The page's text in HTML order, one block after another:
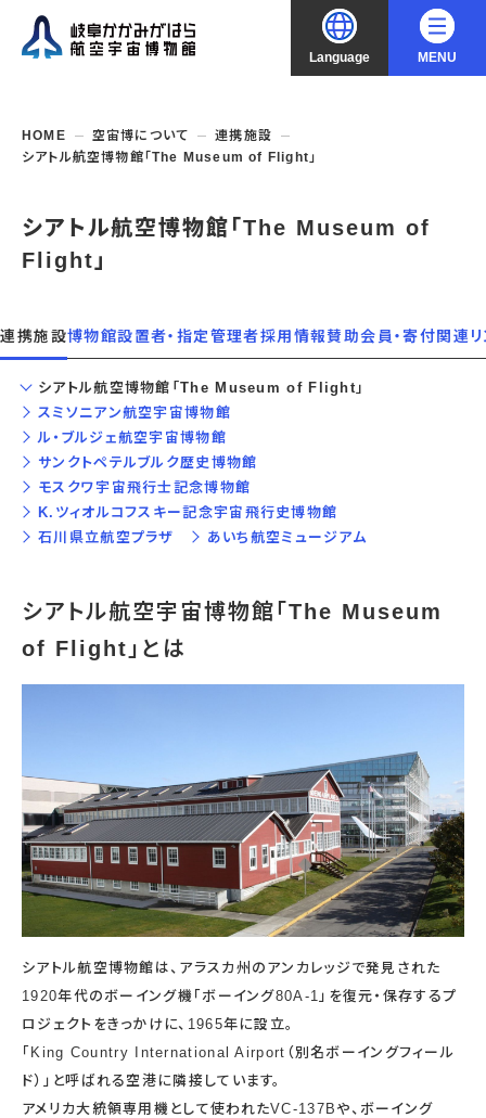
Language
中文（简化字）
한국어
MENU
開館時間・休館日
交通アクセス
よくあるご質問
企画展・常設展示
開催中・開催予定の企画展
これまでの企画展
常設展示
航空エリア
宇宙エリア
屋外展示
操縦シミュレーション体験
おすすめコース
開催中・開催予定のイベント
教室・講座・講演
搭乗体験
ガイドツアー
イベントカレンダー
予約申し込み
博物館としての取組み
収蔵品検索
資料の貸出
地域との連携
空宙博ボランティア
団体利用
一般団体
福祉団体
学校団体
学校・教育関係
遠足・社会見学
教育プログラム
チャレンジそらはく
スタッフコラム お知らせ
HOME 空宙博について
連携施設
シアトル航空博物館「The Museum of Flight」
シアトル航空博物館「The Museum of
Flight」
連携施設博物館設置者・指定管理者採用情報賛助会員・寄付関連
シアトル航空博物館「The Museum of Flight」
スミソニアン航空宇宙博物館
ル・ブルジェ航空宇宙博物館
サンクトペテルブルク歴史博物館
モスクワ宇宙飛行士記念博物館
K.ツィオルコフスキー記念宇宙飛行史博物館
石川県立航空プラザ
あいち航空ミュージアム
シアトル航空宇宙博物館「The Museum
of Flight」とは
シアトル航空博物館は、アラスカ州のアンカレッジで発見された
1920年代のボーイング機「ボーイング80A-1」を復元・保存するプ
ロジェクトをきっかけに、1965年に設立。
「King Country International Airport（別名ボーイングフィール
ド）」と呼ばれる空港に隣接しています。
アメリカ大統領専用機として使われたVC-137Bや、ボーイング